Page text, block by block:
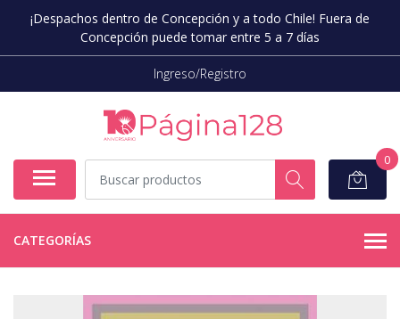
¡Despachos dentro de Concepción y a todo Chile! Fuera de
Concepción puede tomar entre 5 a 7 días
Ingreso/Registro
0
CATEGORÍAS